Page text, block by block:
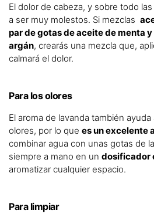
El dolor de cabeza, y sobre todo
a ser muy molestos. Si mezclas
par de gotas de aceite de menta
argán, crearás una mezcla que,
calmará el dolor.
Para los olores
El aroma de lavanda también
olores, por lo que es un excelente
combinar agua con unas gotas de
siempre a mano en un dosificador
aromatizar cualquier espacio.
Para limpiar